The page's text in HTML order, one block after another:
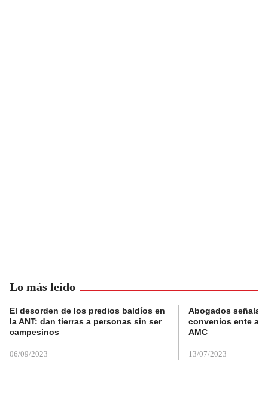
Lo más leído
El desorden de los predios baldíos en
la ANT: dan tierras a personas sin ser
campesinos
06/09/2023
Abogados
convenios ente
AMC
13/07/2023